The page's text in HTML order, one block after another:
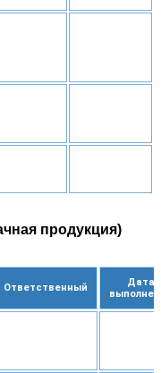
продукция)
Ответственный
Дата